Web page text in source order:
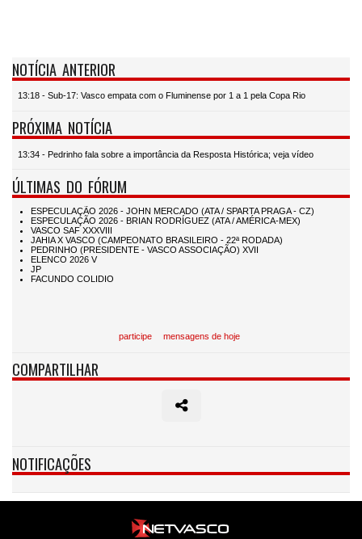
NOTÍCIA ANTERIOR
13:18 - Sub-17: Vasco empata com o Fluminense por 1 a 1 pela Copa Rio
PRÓXIMA NOTÍCIA
13:34 - Pedrinho fala sobre a importância da Resposta Histórica; veja vídeo
ÚLTIMAS DO FÓRUM
participe mensagens de hoje
COMPARTILHAR
NOTIFICAÇÕES